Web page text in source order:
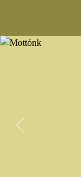
Previous